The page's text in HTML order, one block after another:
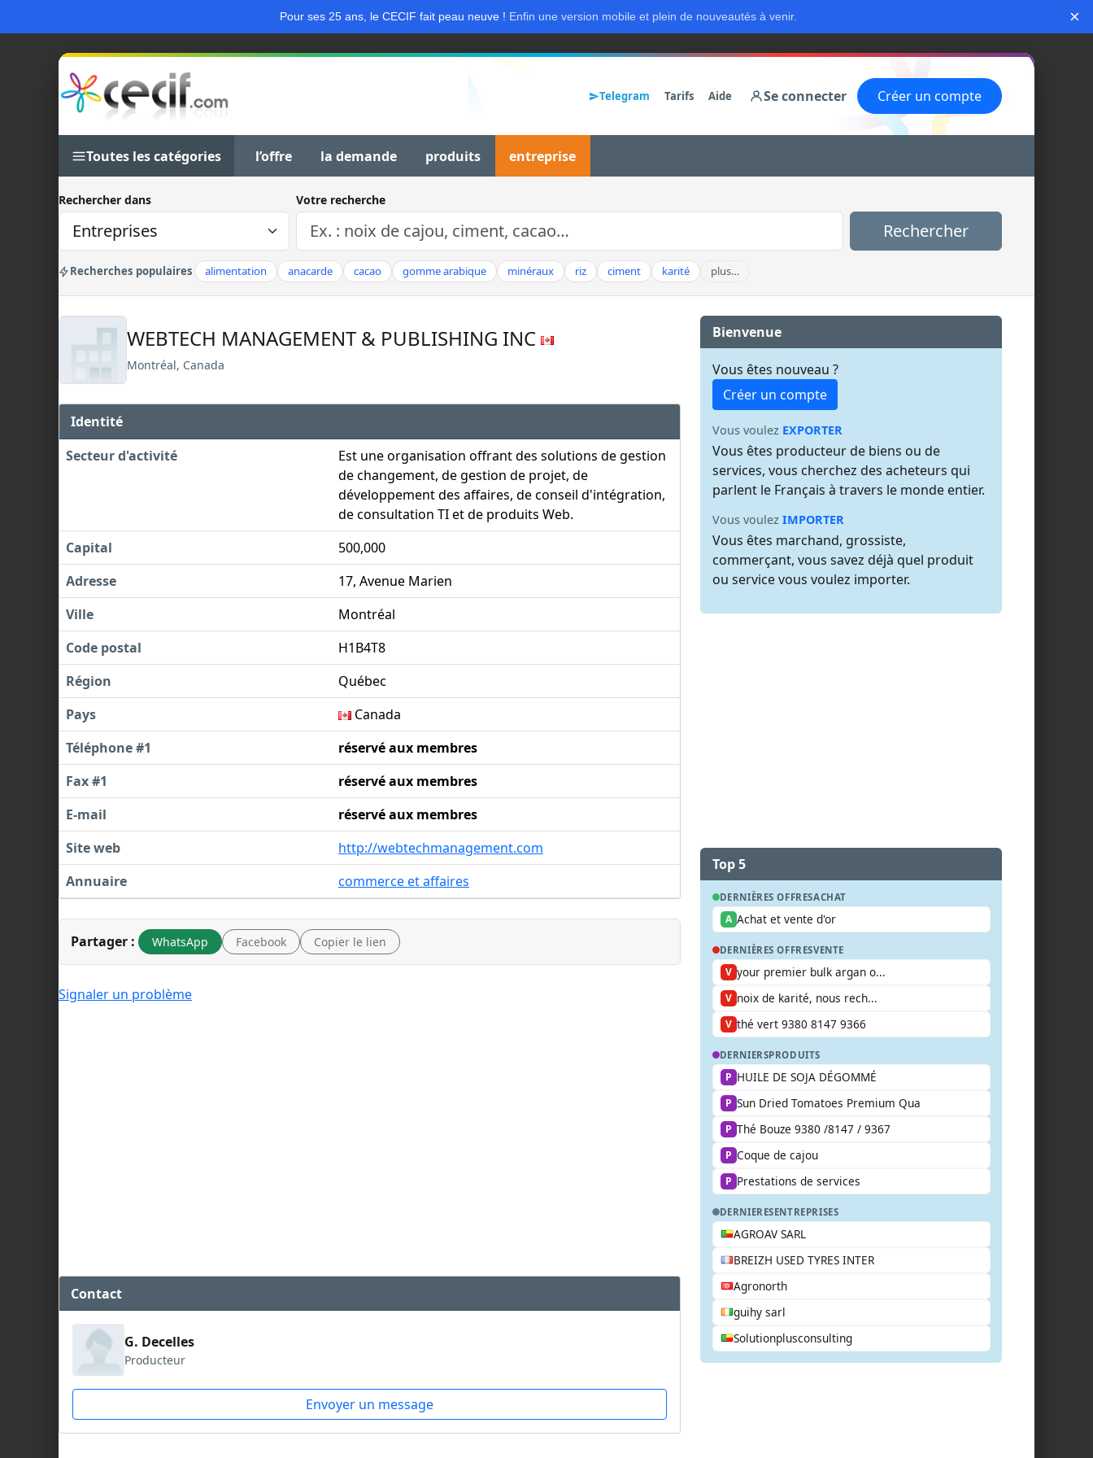
Pour ses 25 ans, le CECIF fait peau neuve ! Enfin une version mobile et plein de nouveautés à venir. ×
Telegram Tarifs Aide Se connecter Créer un compte
Toutes les catégories l’offre la demande produits entreprise
Rechercher dans Votre recherche
Rechercher
Recherches populaires alimentation anacarde cacao gomme arabique minéraux riz ciment karité plus…
WEBTECH MANAGEMENT & PUBLISHING INC
Montréal, Canada
Identité
Secteur d'activité
Est une organisation offrant des solutions de gestion
de changement, de gestion de projet, de
développement des affaires, de conseil d'intégration,
de consultation TI et de produits Web.
Capital
500,000
Adresse
17, Avenue Marien
Ville
Montréal
Code postal
H1B4T8
Région
Québec
Pays
Canada
Téléphone #1
réservé aux membres
Fax #1
réservé aux membres
E-mail
réservé aux membres
Site web
http://webtechmanagement.com
Annuaire
commerce et affaires
Partager : WhatsApp Facebook Copier le lien
Signaler un problème
Contact
G. Decelles
Producteur
Envoyer un message
Bienvenue
Vous êtes nouveau ?
Créer un compte
Vous voulez EXPORTER
Vous êtes producteur de biens ou de
services, vous cherchez des acheteurs qui
parlent le Français à travers le monde entier.
Vous voulez IMPORTER
Vous êtes marchand, grossiste,
commerçant, vous savez déjà quel produit
ou service vous voulez importer.
Top 5
DERNIÈRES OFFRESACHAT
A Achat et vente d'or
DERNIÈRES OFFRESVENTE
V your premier bulk argan o...
V noix de karité, nous rech...
V thé vert 9380 8147 9366
DERNIERSPRODUITS
P HUILE DE SOJA DÉGOMMÉ
P Sun Dried Tomatoes Premium Qua
P Thé Bouze 9380 /8147 / 9367
P Coque de cajou
P Prestations de services
DERNIERESENTREPRISES
AGROAV SARL
BREIZH USED TYRES INTER
Agronorth
guihy sarl
Solutionplusconsulting